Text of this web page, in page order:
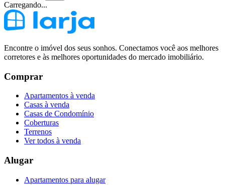
Carregando...
Encontre o imóvel dos seus sonhos. Conectamos você aos melhores
corretores e às melhores oportunidades do mercado imobiliário.
Comprar
Apartamentos à venda
Casas à venda
Casas de Condomínio
Coberturas
Terrenos
Ver todos à venda
Alugar
Apartamentos para alugar